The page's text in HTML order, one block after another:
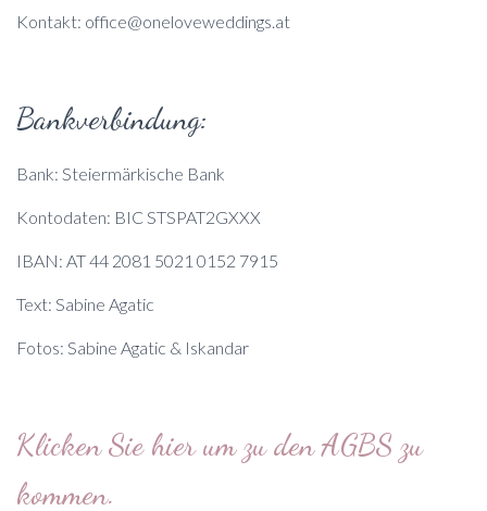
Kontakt: office@oneloveweddings.at
Bankverbindung:
Bank: Steiermärkische Bank
Kontodaten: BIC STSPAT2GXXX
IBAN: AT 44 2081 5021 0152 7915
Text: Sabine Agatic
Fotos: Sabine Agatic & Iskandar
Klicken Sie hier um zu den AGBS zu
kommen.